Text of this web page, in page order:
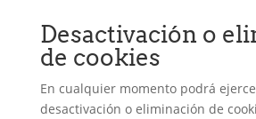
Desactivación o
de cookies
En cualquier momento podrá
desactivación o eliminación de